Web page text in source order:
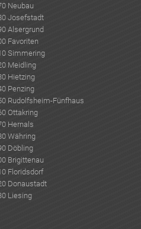
Neubau
Josefstadt
Alsergrund
Favoriten
Simmering
Meidling
Hietzing
Penzing
Rudolfsheim-Fünfhaus
Ottakring
Hernals
Währing
Döbling
Brigittenau
Floridsdorf
Donaustadt
Liesing